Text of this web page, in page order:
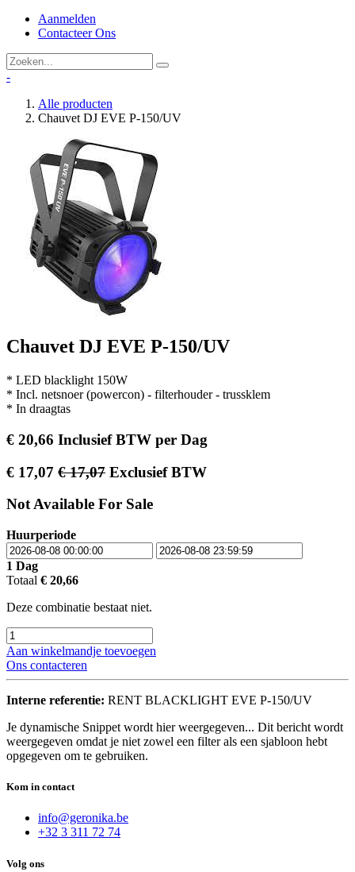
Aanmelden
Contacteer Ons
-
Alle producten
Chauvet DJ EVE P-150/UV
Chauvet DJ EVE P-150/UV
* LED blacklight 150W
* Incl. netsnoer (powercon) - filterhouder - trussklem
* In draagtas
€ 20,66 Inclusief BTW per Dag
€ 17,07 €17,07 Exclusief BTW
Not Available For Sale
Huurperiode
1 Dag
Totaal € 20,66
Deze combinatie bestaat niet.
Aan winkelmandje toevoegen
Ons contacteren
Interne referentie: RENT BLACKLIGHT EVE P-150/UV
Je dynamische Snippet wordt hier weergegeven... Dit bericht wordt
weergegeven omdat je niet zowel een filter als een sjabloon hebt
opgegeven om te gebruiken.
Kom in contact
info@geronika.be
+32 3 311 72 74
Volg ons